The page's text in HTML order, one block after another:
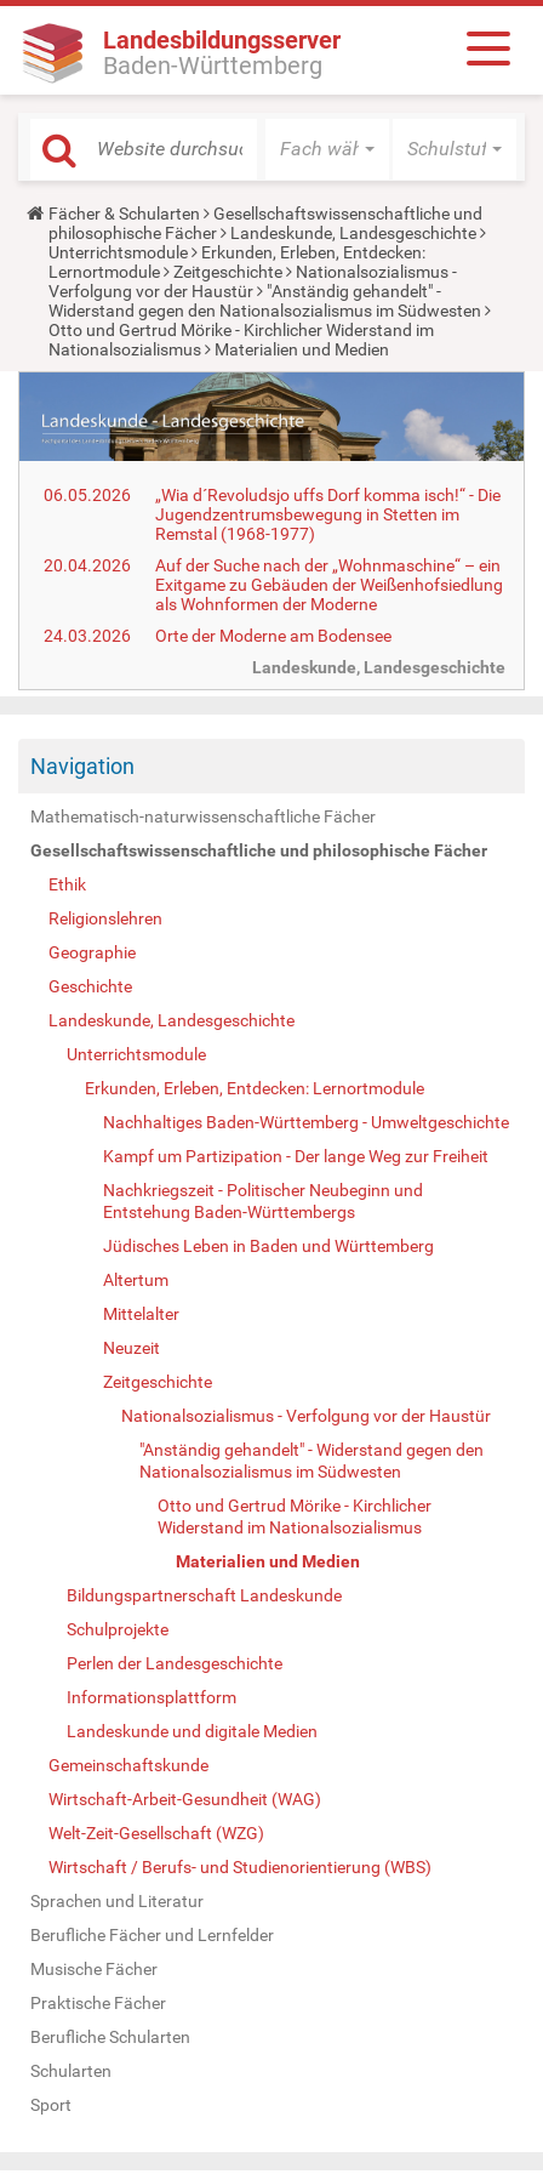
Landesbildungsserver
Baden-Württemberg
Fach wählen Schulstufe
Y
o
u
a
r
e
h
e
r
Fächer & Schularten
Gesellschaftswissenschaftliche und
philosophische Fächer
Landeskunde, Landesgeschichte
Unterrichtsmodule
Erkunden, Erleben, Entdecken:
Lernortmodule
Zeitgeschichte
Nationalsozialismus -
Verfolgung vor der Haustür
"Anständig gehandelt" -
Widerstand gegen den Nationalsozialismus im Südwesten
Otto und Gertrud Mörike - Kirchlicher Widerstand im
Nationalsozialismus
Materialien und Medien
06.05.2026
„Wia d´Revoludsjo uffs Dorf komma isch!“ - Die
Jugendzentrumsbewegung in Stetten im
Remstal (1968-1977)
20.04.2026
Auf der Suche nach der „Wohnmaschine“ – ein
Exitgame zu Gebäuden der Weißenhofsiedlung
als Wohnformen der Moderne
24.03.2026
Orte der Moderne am Bodensee
Landeskunde, Landesgeschichte
Navigation
Mathematisch-naturwissenschaftliche Fächer
Gesellschaftswissenschaftliche und philosophische Fächer
Ethik
Religionslehren
Geographie
Geschichte
Landeskunde, Landesgeschichte
Unterrichtsmodule
Erkunden, Erleben, Entdecken: Lernortmodule
Nachhaltiges Baden-Württemberg - Umweltgeschichte
Kampf um Partizipation - Der lange Weg zur Freiheit
Nachkriegszeit - Politischer Neubeginn und
Entstehung Baden-Württembergs
Jüdisches Leben in Baden und Württemberg
Altertum
Mittelalter
Neuzeit
Zeitgeschichte
Nationalsozialismus - Verfolgung vor der Haustür
"Anständig gehandelt" - Widerstand gegen den
Nationalsozialismus im Südwesten
Otto und Gertrud Mörike - Kirchlicher
Widerstand im Nationalsozialismus
Materialien und Medien
Bildungspartnerschaft Landeskunde
Schulprojekte
Perlen der Landesgeschichte
Informationsplattform
Landeskunde und digitale Medien
Gemeinschaftskunde
Wirtschaft-Arbeit-Gesundheit (WAG)
Welt-Zeit-Gesellschaft (WZG)
Wirtschaft / Berufs- und Studienorientierung (WBS)
Sprachen und Literatur
Berufliche Fächer und Lernfelder
Musische Fächer
Praktische Fächer
Berufliche Schularten
Schularten
Sport